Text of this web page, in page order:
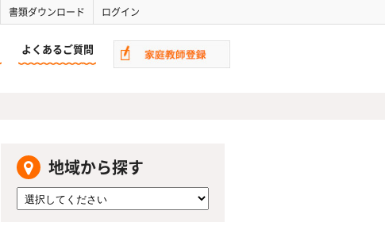
書類ダウンロード ログイン
よくあるご質問
地域から探す